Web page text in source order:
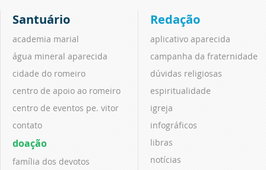
Santuário
academia marial
água mineral aparecida
cidade do romeiro
centro de apoio ao romeiro
centro de eventos pe. vitor
contato
doação
família dos devotos
Redação
aplicativo aparecida
campanha da fraternidade
dúvidas religiosas
espiritualidade
igreja
infográficos
libras
notícias